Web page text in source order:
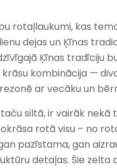
rotaļlaukumi, kas
dejas un Ķīnas
Ķīnas tradīciju
kombinācija —
ar vecāku un
siltā, ir vairāk
rotā visu – no
pazīstama, gan
detaļas. Šie